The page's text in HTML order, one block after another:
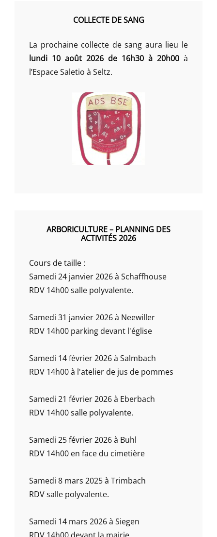
COLLECTE DE SANG
La prochaine collecte de sang aura lieu le
lundi 10 août 2026 de 16h30 à 20h00 à
l’Espace Saletio à Seltz.
ARBORICULTURE – PLANNING DES
ACTIVITÉS 2026
Cours de taille :
Samedi 24 janvier 2026 à Schaffhouse
RDV 14h00 salle polyvalente.
Samedi 31 janvier 2026 à Neewiller
RDV 14h00 parking devant l'église
Samedi 14 février 2026 à Salmbach
RDV 14h00 à l'atelier de jus de pommes
Samedi 21 février 2026 à Eberbach
RDV 14h00 salle polyvalente.
Samedi 25 février 2026 à Buhl
RDV 14h00 en face du cimetière
Samedi 8 mars 2025 à Trimbach
RDV salle polyvalente.
Samedi 14 mars 2026 à Siegen
RDV 14h00 devant la mairie